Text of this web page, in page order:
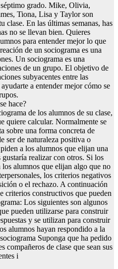
grado. Mike, Olivia,
Tiona, Lisa y Taylor son
clase. En las últimas semanas, has
no se llevan bien. Quieres
para entender mejor lo que
de un sociograma es una
Un sociograma es una
de un grupo. El objetivo de
subyacentes entre las
a entender mejor cómo se
hace?
de los alumnos de su clase,
quiere calcular. Normalmente se
sobre una forma concreta de
ser de naturaleza positiva o
a los alumnos que elijan una
realizar con otros. Si los
alumnos que elijan algo que no
los criterios negativos
o el rechazo. A continuación
criterios constructivos que pueden
Los siguientes son algunos
pueden utilizarse para construir
y se utilizan para construir
alumnos hayan respondido a la
Suponga que ha pedido
compañeros de clase que sean sus
i